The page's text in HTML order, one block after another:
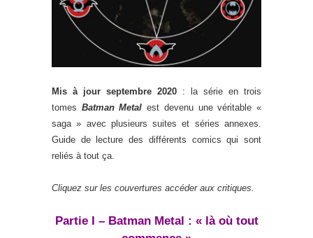
Mis à jour septembre 2020 : la série en trois
tomes Batman Metal est devenu une véritable «
saga » avec plusieurs suites et séries annexes.
Guide de lecture des différents comics qui sont
reliés à tout ça.
Cliquez sur les couvertures accéder aux critiques.
Partie I – Batman Metal : « là où tout